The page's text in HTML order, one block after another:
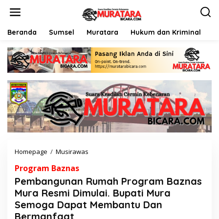
Beranda Sumsel Muratara Hukum dan Kriminal
Homepage / Musirawas
b
a
n
g
Program Baznas
Pembangunan Rumah Program Baznas
Mura Resmi Dimulai. Bupati Mura
Semoga Dapat Membantu Dan
Bermanfaat